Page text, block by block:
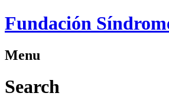
Fundación
Menu
Search